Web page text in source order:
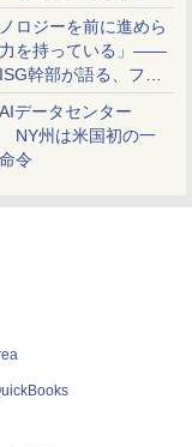
ノロジーを前に進めら
を持っている」――
幹部が語る、フル
と水冷技術の強み
データセンター
NY州は米国初の一
令